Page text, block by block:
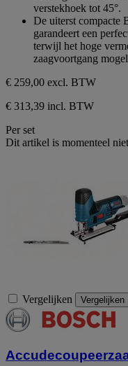
verstekhoek tot 45°.
De uiterst compacte
garandeert een
terwijl het hoge
zaagvoortgang
€ 259,00 excl. BTW
€ 313,39 incl. BTW
Per set
Dit artikel is momenteel
Vergelijken Vergelijken